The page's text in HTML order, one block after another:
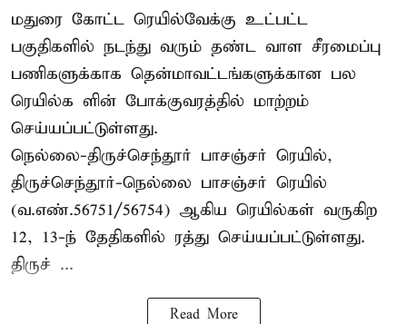
மதுரை கோட்ட ரெயில்வேக்கு உட்பட்ட
பகுதிகளில் நடந்து வரும் தண்ட வாள சீரமைப்பு
பணிகளுக்காக தென்மாவட்டங்களுக்கான பல
ரெயில்க ளின் போக்குவரத்தில் மாற்றம்
செய்யப்பட்டுள்ளது.
நெல்லை-திருச்செந்தூர் பாசஞ்சர் ரெயில்,
திருச்செந்தூர்-நெல்லை பாசஞ்சர் ரெயில்
(வ.எண்.56751/56754) ஆகிய ரெயில்கள் வருகிற
12, 13-ந் தேதிகளில் ரத்து செய்யப்பட்டுள்ளது.
திருச் ...
Read More